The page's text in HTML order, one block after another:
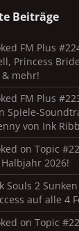
Beiträge
FM Plus
Princess
& mehr!
FM Plus
Spiele-
von Ink
on Topic
2026!
Souls 2
auf alle 4
on Topic